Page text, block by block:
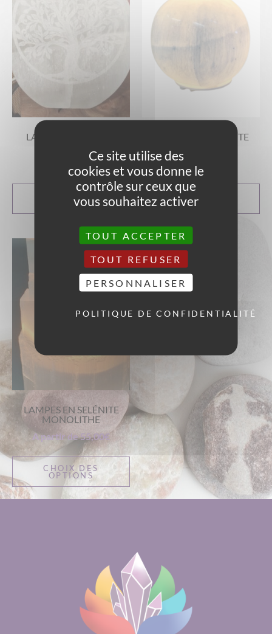
LAMPE EN SELÉNITE
OPTIONS
LAMPES EN SELÉNITE
69,00
AJOUTER AU
PANIER
LAMPES EN SELÉNITE
MONOLITHE
A partir de55,00€
CHOIX DES
OPTIONS
Ce site utilise des
cookies et vous donne le
contrôle sur ceux que
vous souhaitez activer
TOUT ACCEPTER
TOUT REFUSER
PERSONNALISER
POLITIQUE DE CONFIDENTIALITÉ